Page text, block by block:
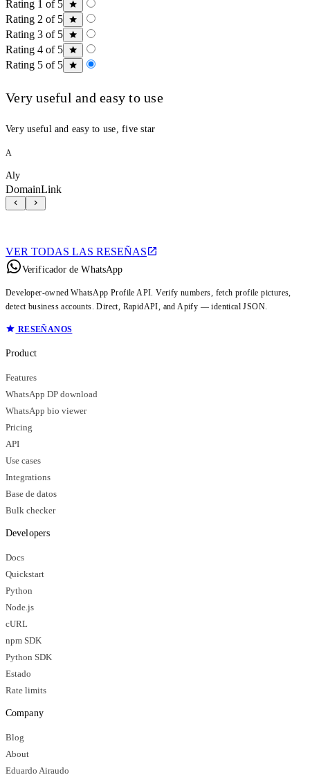
Rating 1 of 5
Rating 2 of 5
Rating 3 of 5
Rating 4 of 5
Rating 5 of 5
Very useful and easy to use
Very useful and easy to use, five star
A
Aly
DomainLink
VER TODAS LAS RESEÑAS
Verificador de WhatsApp
Developer-owned WhatsApp Profile API. Verify numbers, fetch profile pictures,
detect business accounts. Direct, RapidAPI, and Apify — identical JSON.
RESEÑANOS
Product
Features
WhatsApp DP download
WhatsApp bio viewer
Pricing
API
Use cases
Integrations
Base de datos
Bulk checker
Developers
Docs
Quickstart
Python
Node.js
cURL
npm SDK
Python SDK
Estado
Rate limits
Company
Blog
About
Eduardo Airaudo